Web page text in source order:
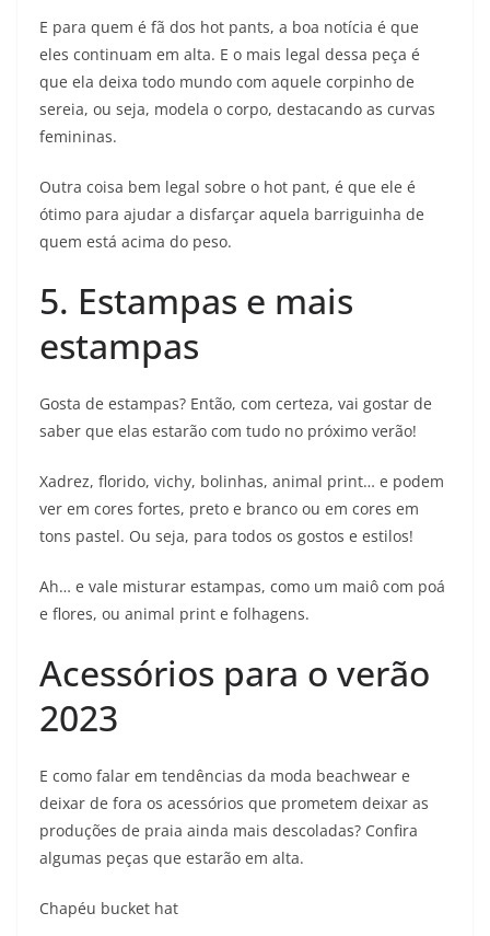
E para quem é fã dos hot pants, a boa notícia é que
eles continuam em alta. E o mais legal dessa peça é
que ela deixa todo mundo com aquele corpinho de
sereia, ou seja, modela o corpo, destacando as curvas
femininas.
Outra coisa bem legal sobre o hot pant, é que ele é
ótimo para ajudar a disfarçar aquela barriguinha de
quem está acima do peso.
5. Estampas e mais
estampas
Gosta de estampas? Então, com certeza, vai gostar de
saber que elas estarão com tudo no próximo verão!
Xadrez, florido, vichy, bolinhas, animal print… e podem
ver em cores fortes, preto e branco ou em cores em
tons pastel. Ou seja, para todos os gostos e estilos!
Ah… e vale misturar estampas, como um maiô com poá
e flores, ou animal print e folhagens.
Acessórios para o verão
2023
E como falar em tendências da moda beachwear e
deixar de fora os acessórios que prometem deixar as
produções de praia ainda mais descoladas? Confira
algumas peças que estarão em alta.
Chapéu bucket hat